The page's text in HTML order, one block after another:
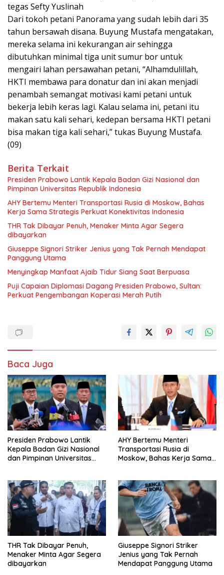
tegas Sefty Yuslinah
Dari tokoh petani Panorama yang sudah lebih dari 35
tahun bersawah disana. Buyung Mustafa mengatakan,
mereka selama ini kekurangan air sehingga
dibutuhkan minimal tiga unit sumur bor untuk
mengairi lahan persawahan petani, “Alhamdulillah,
HKTI membawa para donatur dan ini akan menjadi
penambah semangat motivasi kami petani untuk
bekerja lebih keras lagi. Kalau selama ini, petani itu
makan satu kali sehari, kedepan bersama HKTI petani
bisa makan tiga kali sehari,” tukas Buyung Mustafa.
(09)
Berita Terkait
Presiden Prabowo Lantik Kepala Badan Gizi Nasional dan
Pimpinan Universitas Republik Indonesia
AHY Bertemu Menteri Transportasi Rusia di Moskow, Bahas
Kerja Sama Strategis Perkuat Konektivitas Indonesia
THR Tak Dibayar Penuh, Menaker Minta Agar Segera
dibayarkan
Giuseppe Signori Striker Jenius yang Tak Pernah Mendapat
Panggung Utama
Menyingkap Manfaat Ajaib Tidur Siang Saat Berpuasa
Puji Capaian Diplomasi Dagang Presiden Prabowo, Sultan:
Perkuat Pengembangan Koperasi Merah Putih
Baca Juga
Presiden Prabowo Lantik
Kepala Badan Gizi Nasional
dan Pimpinan Universitas
AHY Bertemu Menteri
Transportasi Rusia di
Moskow, Bahas Kerja Sama
THR Tak Dibayar Penuh,
Menaker Minta Agar Segera
dibayarkan
Giuseppe Signori Striker
Jenius yang Tak Pernah
Mendapat Panggung Utama